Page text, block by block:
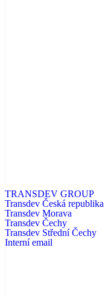
TRANSDEV GROUP
Transdev Česká republika
Transdev Morava
Transdev Čechy
Transdev Střední Čechy
Interní email